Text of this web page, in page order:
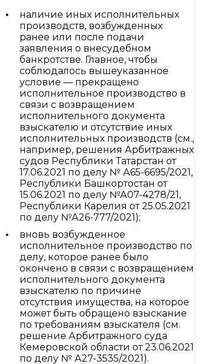
наличие иных исполнительных
производств, возбужденных
ранее или после подачи
заявления о внесудебном
банкротстве. Главное, чтобы
соблюдалось вышеуказанное
условие — прекращено
исполнительное производство в
связи с возвращением
исполнительного документа
взыскателю и отсутствие иных
исполнительных производств (см.,
например, решения Арбитражных
судов Республики Татарстан от
17.06.2021 по делу № А65-6695/2021,
Республики Башкортостан от
15.06.2021 по делу №А07-4278/21,
Республики Карелия от 25.05.2021
по делу №А26-777/2021);
вновь возбужденное
исполнительное производство по
делу, которое ранее было
окончено в связи с возвращением
исполнительного документа
взыскателю по причине
отсутствия имущества, на которое
может быть обращено взыскание
по требованиям взыскателя (см.
решение Арбитражного суда
Кемеровской области от 23.06.2021
по делу № А27-3535/2021).